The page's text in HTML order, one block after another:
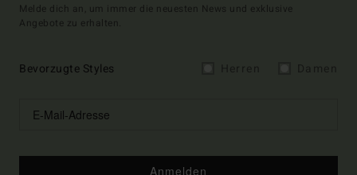
Melde dich an, um immer die neuesten News und exklusive
Angebote zu erhalten.
Bevorzugte Styles
Anmelden